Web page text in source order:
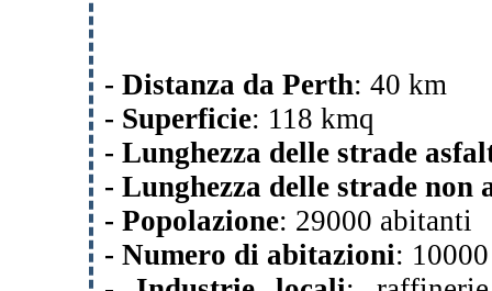
- Distanza da Perth: 40 km
- Superficie: 118 kmq
- Lunghezza delle strade
- Lunghezza delle strade non
- Popolazione: 29000 abitanti
- Numero di abitazioni: